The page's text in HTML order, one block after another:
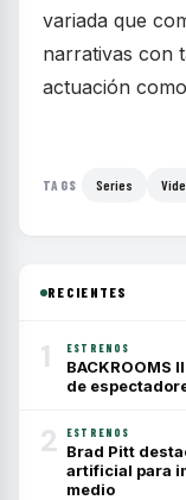
variada que
narrativas con
actuación
TAGS Series
RECIENTES
1 ESTRENOS
BACKROOMS
de
2 ESTRENOS
Brad Pitt
artificial para
medio